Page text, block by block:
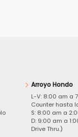
Arroyo Hondo
L-V: 8:00 am a
Counter hasta
S: 8:00 am a
D: 9:00 am a
Drive Thru.)